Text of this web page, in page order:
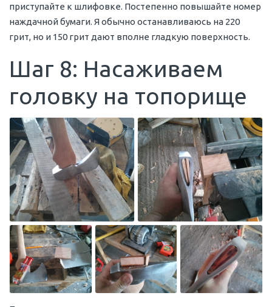
приступайте к шлифовке. Постепенно повышайте номер
наждачной бумаги. Я обычно останавливаюсь на 220
грит, но и 150 грит дают вполне гладкую поверхность.
Шаг 8: Насаживаем
головку на топорище